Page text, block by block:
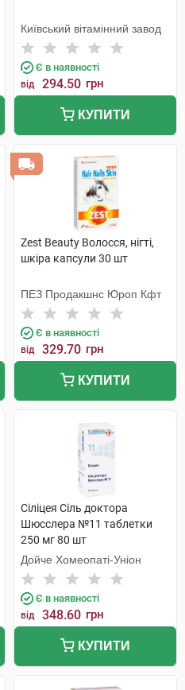
Київський вітамінний завод
Є в наявності
від 294.50 грн
КУПИТИ
Zest Beauty Волосся, нігті,
шкіра капсули 30 шт
ПЕЗ Продакшнс Юроп Кфт
Є в наявності
від 329.70 грн
КУПИТИ
Сiлiцея Сіль доктора
Шюсслера №11 таблетки
250 мг 80 шт
Дойче Хомеопаті-Уніон
Є в наявності
від 348.60 грн
КУПИТИ